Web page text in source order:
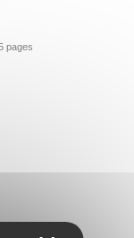
pages